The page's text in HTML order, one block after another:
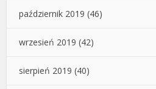
październik 2019 (46)
wrzesień 2019 (42)
sierpień 2019 (40)